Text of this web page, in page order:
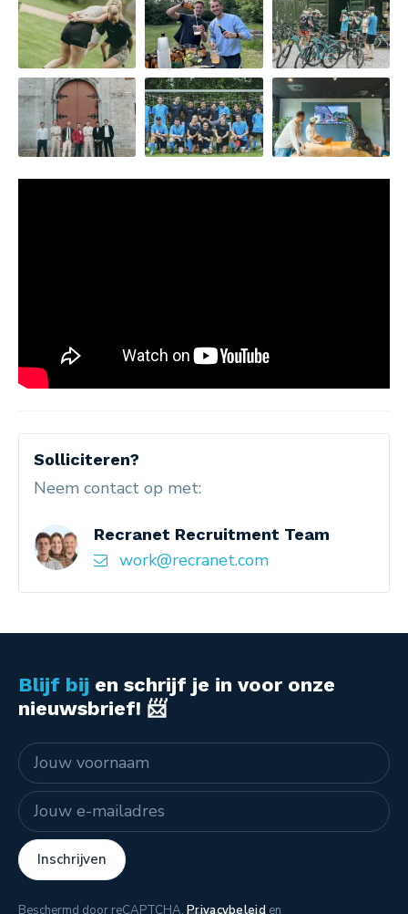
Solliciteren?
Neem contact op met:
Recranet Recruitment Team
work@recranet.com
Blijf bij en schrijf je in voor onze
nieuwsbrief! 📨
Naam
E-mailadres
Inschrijven
Beschermd door reCAPTCHA. Privacybeleiden